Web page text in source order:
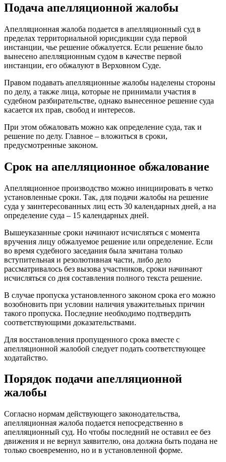
Подача апелляционной жалобы
Апелляционная жалоба подается в апелляционный суд в
пределах территориальной юрисдикции суда первой
инстанции, чье решение обжалуется. Если решение было
вынесено апелляционным судом в качестве первой
инстанции, его обжалуют в Верховном Суде.
Правом подавать апелляционные жалобы наделены стороны
по делу, а также лица, которые не принимали участия в
судебном разбирательстве, однако вынесенное решение суда
касается их прав, свобод и интересов.
При этом обжаловать можно как определение суда, так и
решение по делу. Главное – вложиться в сроки,
предусмотренные законом.
Срок на апелляционное обжалование
Апелляционное производство можно инициировать в четко
установленные сроки. Так, для подачи жалобы на решение
суда у заинтересованных лиц есть 30 календарных дней, а на
определение суда – 15 календарных дней.
Вышеуказанные сроки начинают исчисляться с момента
вручения лицу обжалуемое решение или определение. Если
во время судебного заседания была зачитана только
вступительная и резолютивная части, либо дело
рассматривалось без вызова участников, сроки начинают
исчисляться со дня составления полного текста решение.
В случае пропуска установленного законом срока его можно
возобновить при условии наличия уважительных причин
такого пропуска. Последние необходимо подтвердить
соответствующими доказательствами.
Для восстановления пропущенного срока вместе с
апелляционной жалобой следует подать соответствующее
ходатайство.
Порядок подачи апелляционной
жалобы
Согласно нормам действующего законодательства,
апелляционная жалоба подается непосредственно в
апелляционный суд. Но чтобы последний не оставил ее без
движения и не вернул заявителю, она должна быть подана не
только своевременно, но и в установленной форме.